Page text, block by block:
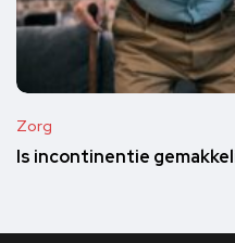
Zorg
Is incontinentie